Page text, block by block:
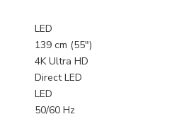
LED
139 cm (55")
4K Ultra HD
Direct LED
LED
50/60 Hz